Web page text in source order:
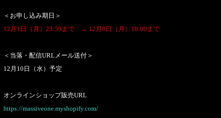
＜お申し込み期日＞
12月1日（月）23:59まで → 12月8日（月）18:00まで
＜当落・配信URLメール送付＞
12月10日（水）予定
オンラインショップ販売URL
https://massiveone.myshopify.com/